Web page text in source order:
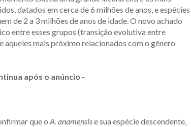
datados em cerca de 6 milhões de anos, e espécies
de 2 a 3 milhões de anos de idade. O novo achado
entre esses grupos (transição evolutiva entre
mais próximo relacionados com o gênero
após o anúncio -
que o A. anamensise sua espécie descendente,